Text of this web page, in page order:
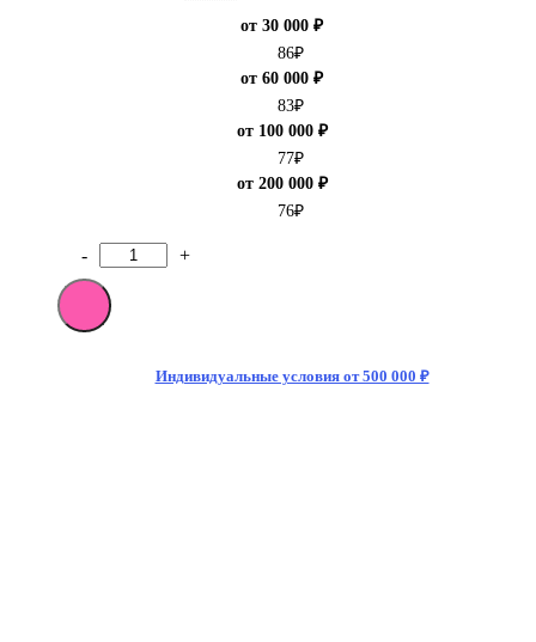
от 30 000 ₽
86₽
от 60 000 ₽
83₽
от 100 000 ₽
77₽
от 200 000 ₽
76₽
Количество
товара
[M]Газированный
напиток
- +
Индивидуальные условия от 500 000 ₽